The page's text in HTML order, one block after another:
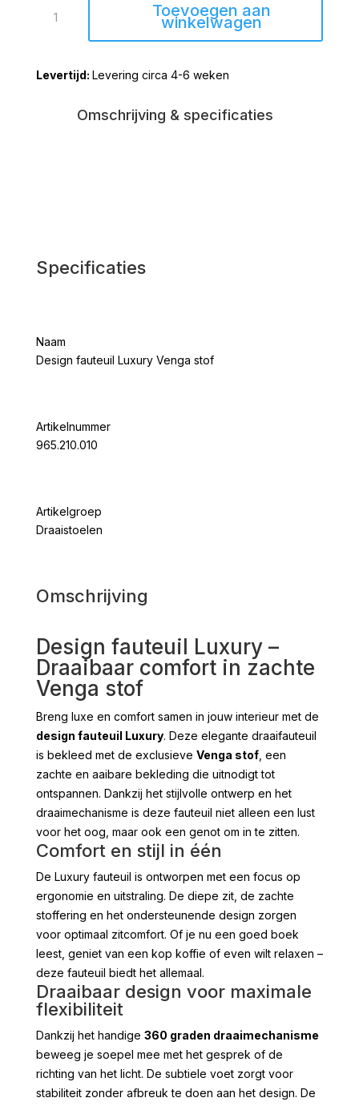
fauteuil
stof
Toevoegen aan
winkelwagen
Levering circa 4-6 weken
Omschrijving & specificaties
Specificaties
Naam
Design fauteuil Luxury Venga stof
Artikelnummer
965.210.010
Artikelgroep
Draaistoelen
Omschrijving
Design fauteuil Luxury –
Draaibaar comfort in zachte
Venga stof
Breng luxe en comfort samen in jouw interieur met de
design fauteuil Luxury. Deze elegante draaifauteuil
is bekleed met de exclusieve Venga stof, een
zachte en aaibare bekleding die uitnodigt tot
ontspannen. Dankzij het stijlvolle ontwerp en het
draaimechanisme is deze fauteuil niet alleen een lust
voor het oog, maar ook een genot om in te zitten.
Comfort en stijl in één
De Luxury fauteuil is ontworpen met een focus op
ergonomie en uitstraling. De diepe zit, de zachte
stoffering en het ondersteunende design zorgen
voor optimaal zitcomfort. Of je nu een goed boek
leest, geniet van een kop koffie of even wilt relaxen –
deze fauteuil biedt het allemaal.
Draaibaar design voor maximale
flexibiliteit
Dankzij het handige 360 graden draaimechanisme
beweeg je soepel mee met het gesprek of de
richting van het licht. De subtiele voet zorgt voor
stabiliteit zonder afbreuk te doen aan het design. De